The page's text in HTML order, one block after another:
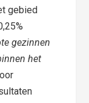
gebied
gezinnen
het